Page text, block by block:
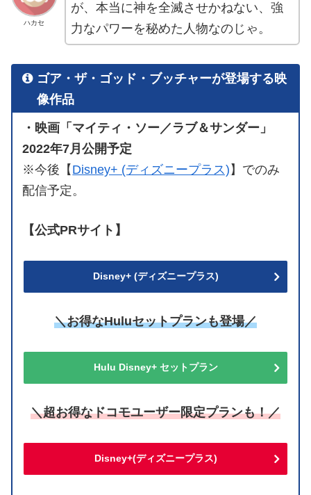
ハカセ
が、本当に神を全滅させかねない、強
力なパワーを秘めた人物なのじゃ。
ゴア・ザ・ゴッド・ブッチャーが登場する映
像作品
・映画「マイティ・ソー／ラブ＆サンダー」
2022年7月公開予定
※今後【 Disney+ (ディズニープラス) 】でのみ
配信予定。
【公式PRサイト】
Disney+ (ディズニープラス)
＼お得なHuluセットプランも登場／
Hulu Disney+ セットプラン
＼超お得なドコモユーザー限定プランも！／
Disney+(ディズニープラス)